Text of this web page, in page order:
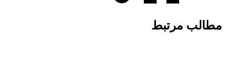
مطالب مرتبط